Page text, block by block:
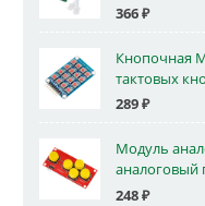
366₽
Кнопочная
тактовых
289₽
Модуль
аналоговый
248₽